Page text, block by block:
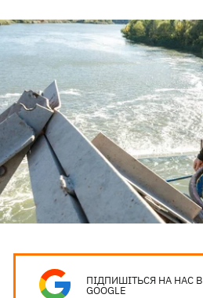
ПІДПИШІТЬСЯ НА НАС В
GOOGLE